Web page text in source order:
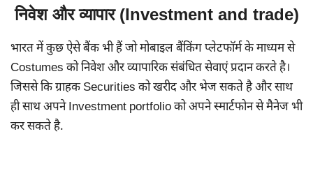
निवेश और व्यापार (Investment and trade)
भारत में कुछ ऐसे बैंक भी हैं जो मोबाइल बैंकिंग प्लेटफॉर्म के माध्यम से
Costumes को निवेश और व्यापारिक संबंधित सेवाएं प्रदान करते है।
जिससे कि ग्राहक Securities को खरीद और भेज सकते है और साथ
ही साथ अपने Investment portfolio को अपने स्मार्टफोन से मैनेज भी
कर सकते है.